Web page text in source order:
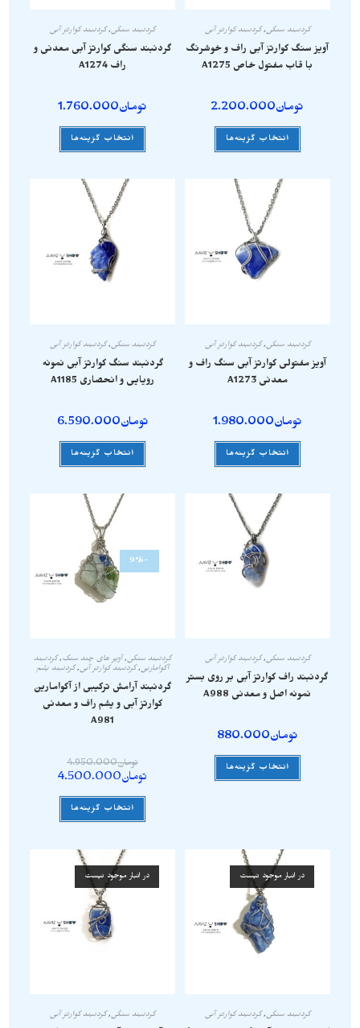
گردنبند سنگی,گردنبند کوارتز آبی
آویز سنگ کوارتز آبی راف و خوشرنگ
با قاب مفتول خاص A1275
تومان2.200.000
انتخاب گزینه‌ها
گردنبند سنگی,گردنبند کوارتز آبی
گردنبند سنگی کوارتز آبی معدنی و
راف A1274
تومان1.760.000
انتخاب گزینه‌ها
گردنبند سنگی,گردنبند کوارتز آبی
آویز مفتولی کوارتز آبی سنگ راف و
معدنی A1273
تومان1.980.000
انتخاب گزینه‌ها
گردنبند سنگی,گردنبند کوارتز آبی
گردنبند سنگ کوارتز آبی نمونه
رویایی و انحصاری A1185
تومان6.590.000
انتخاب گزینه‌ها
گردنبند سنگی,گردنبند کوارتز آبی
گردنبند راف کوارتز آبی بر روی بستر
نمونه اصل و معدنی A988
تومان880.000
انتخاب گزینه‌ها
-9%
گردنبند سنگی,آویز های چند سنگ, گردنبند
آکوامارین, گردنبند کوارتز آبی, گردنبند یشم
گردنبند آرامش ترکیبی از آکوامارین
کوارتز آبی و یشم راف و معدنی
A981
تومان4.950.000
تومان4.500.000
انتخاب گزینه‌ها
در انبار موجود نیست
گردنبند سنگی,گردنبند کوارتز آبی
در انبار موجود نیست
گردنبند سنگی, گردنبند کوارتز آبی